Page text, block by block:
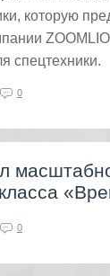
которую
спецтехники.
0
0